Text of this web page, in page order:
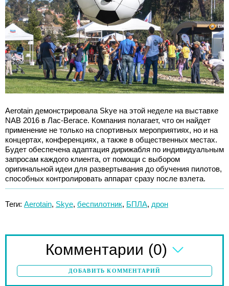
Aerotain демонстрировала Skye на этой неделе на выставке
NAB 2016 в Лас-Вегасе. Компания полагает, что он найдет
применение не только на спортивных мероприятиях, но и на
концертах, конференциях, а также в общественных местах.
Будет обеспечена адаптация дирижабля по индивидуальным
запросам каждого клиента, от помощи с выбором
оригинальной идеи для развертывания до обучения пилотов,
способных контролировать аппарат сразу после взлета.
Теги: Aerotain, Skye, беспилотник, БПЛА, дрон
Комментарии (0)
ДОБАВИТЬ КОММЕНТАРИЙ